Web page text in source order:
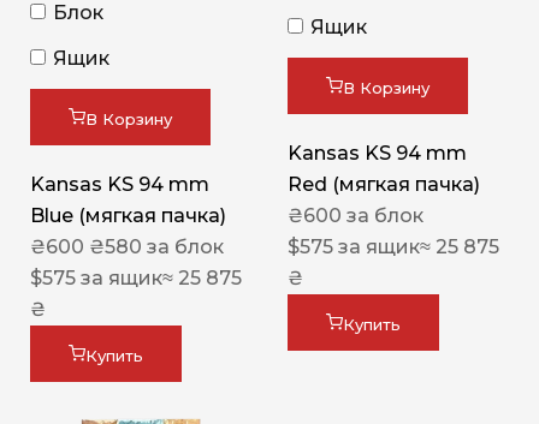
Блок
Ящик
В Корзину
Kansas KS 94 mm
Blue (мягкая пачка)
₴600 ₴580 за блок
$575 за ящик≈ 25 875
₴
Купить
Ящик
В Корзину
Kansas KS 94 mm
Red (мягкая пачка)
₴600 за блок
$575 за ящик≈ 25 875
₴
Купить